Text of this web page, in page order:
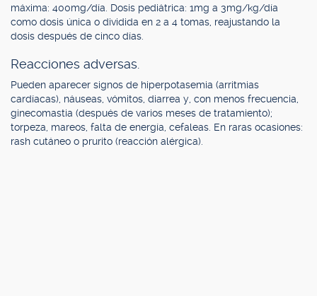
máxima: 400mg/día. Dosis pediátrica: 1mg a 3mg/kg/día
como dosis única o dividida en 2 a 4 tomas, reajustando la
dosis después de cinco días.
Reacciones adversas.
Pueden aparecer signos de hiperpotasemia (arritmias
cardíacas), náuseas, vómitos, diarrea y, con menos frecuencia,
ginecomastia (después de varios meses de tratamiento);
torpeza, mareos, falta de energía, cefaleas. En raras ocasiones:
rash cutáneo o prurito (reacción alérgica).